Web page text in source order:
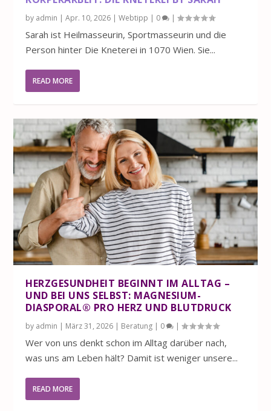
by admin |Apr. 10, 2026 |Webtipp | 0 |
Sarah ist Heilmasseurin, Sportmasseurin und die
Person hinter Die Kneterei in 1070 Wien. Sie...
READ MORE
HERZGESUNDHEIT BEGINNT IM ALLTAG –
UND BEI UNS SELBST: MAGNESIUM-
DIASPORAL® PRO HERZ UND BLUTDRUCK
by admin | März 31, 2026 | Beratung | 0 |
Wer von uns denkt schon im Alltag darüber nach,
was uns am Leben hält? Damit ist weniger unsere...
READ MORE